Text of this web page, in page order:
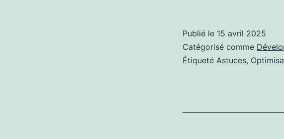
Publié le 15 avril 2025
Catégorisé comme
Étiqueté Astuces,